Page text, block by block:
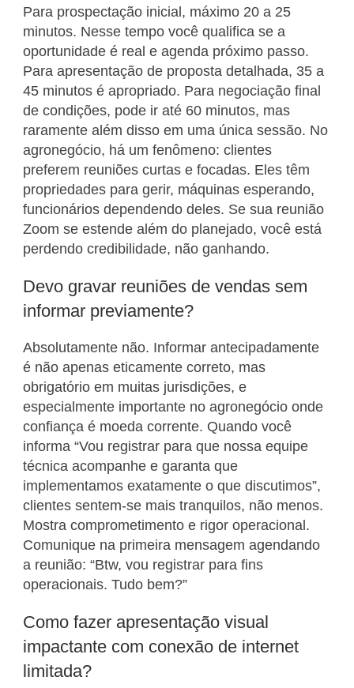
Para prospectação inicial, máximo 20 a 25
minutos. Nesse tempo você qualifica se a
oportunidade é real e agenda próximo passo.
Para apresentação de proposta detalhada, 35 a
45 minutos é apropriado. Para negociação final
de condições, pode ir até 60 minutos, mas
raramente além disso em uma única sessão. No
agronegócio, há um fenômeno: clientes
preferem reuniões curtas e focadas. Eles têm
propriedades para gerir, máquinas esperando,
funcionários dependendo deles. Se sua reunião
Zoom se estende além do planejado, você está
perdendo credibilidade, não ganhando.
Devo gravar reuniões de vendas sem
informar previamente?
Absolutamente não. Informar antecipadamente
é não apenas eticamente correto, mas
obrigatório em muitas jurisdições, e
especialmente importante no agronegócio onde
confiança é moeda corrente. Quando você
informa “Vou registrar para que nossa equipe
técnica acompanhe e garanta que
implementamos exatamente o que discutimos”,
clientes sentem-se mais tranquilos, não menos.
Mostra comprometimento e rigor operacional.
Comunique na primeira mensagem agendando
a reunião: “Btw, vou registrar para fins
operacionais. Tudo bem?”
Como fazer apresentação visual
impactante com conexão de internet
limitada?